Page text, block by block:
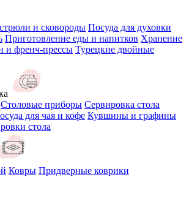
и сковороды Посуда для духовки
Приготовление еды и напитков Хранение
и френч-прессы Турецкие двойные
Столовые приборы Сервировка стола
для чая и кофе Кувшины и графины
стола
Ковры Придверные коврики